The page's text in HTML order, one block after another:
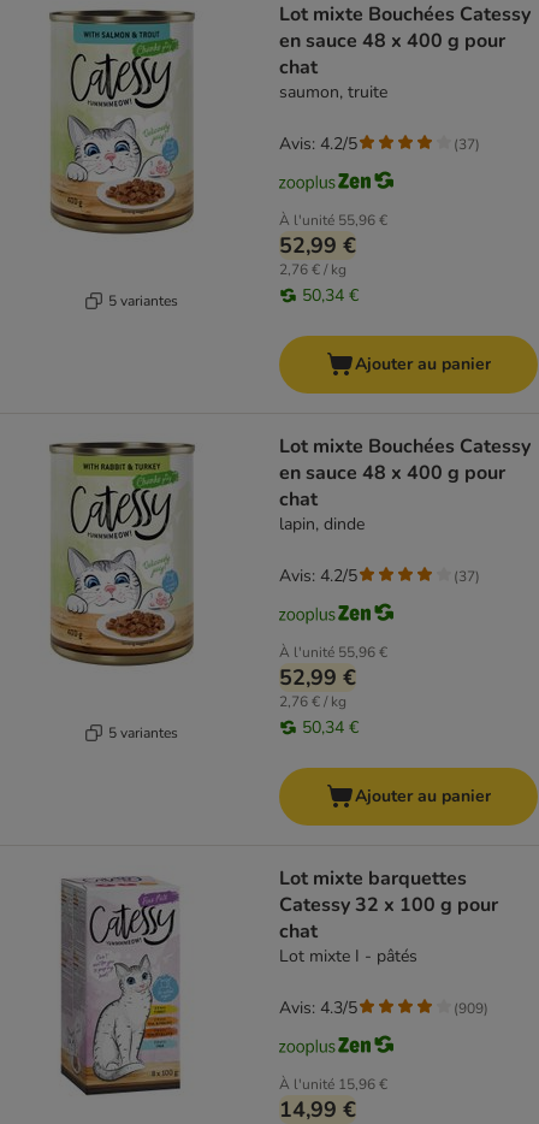
5 variantes
Lot mixte Bouchées Catessy
en sauce 48 x 400 g pour
chat
saumon, truite
À l'unité 55,96 €
52,99 €
2,76 € / kg
50,34 €
Avis: 4.2/5 (37)
Ajouter au panier
5 variantes
Lot mixte Bouchées Catessy
en sauce 48 x 400 g pour
chat
lapin, dinde
À l'unité 55,96 €
52,99 €
2,76 € / kg
50,34 €
Avis: 4.2/5 (37)
Ajouter au panier
Lot mixte barquettes
Catessy 32 x 100 g pour
chat
Lot mixte I - pâtés
À l'unité 15,96 €
14,99 €
Avis: 4.3/5 (909)